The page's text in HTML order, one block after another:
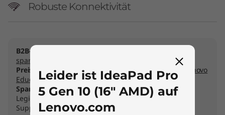
Robuste Konnektivität
B2B-Preise:
Lenovo Pro beitreten &
sparen ›
Preise für Studenten & Lehrer:
Nur für Mitglieder
Lenovo
Education beitreten & sparen ›
Sparen Sie bis zu 50 % auf Premium Care Plusmit
Legion, Idea und Yoga PCs: schnellste Reparaturen,
Support und Extras
Leider ist IdeaPad Pro
5 Gen 10 (16″ AMD) auf
Lenovo.com